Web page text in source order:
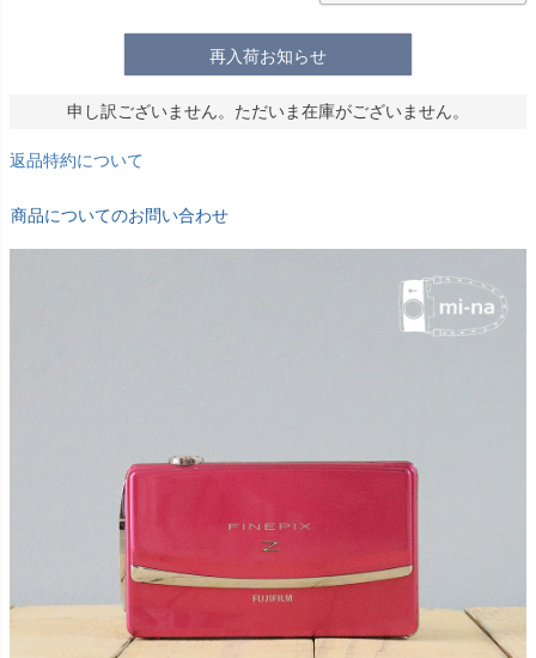
再入荷お知らせ
申し訳ございません。ただいま在庫がございません。
返品特約について
商品についてのお問い合わせ